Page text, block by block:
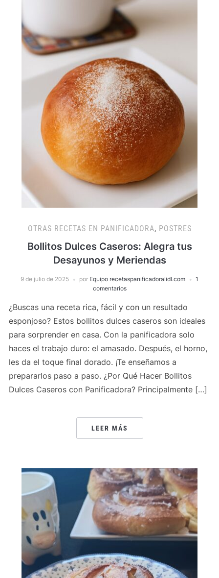
OTRAS RECETAS EN PANIFICADORA, POSTRES
Bollitos Dulces Caseros: Alegra tus
Desayunos y Meriendas
9 de julio de 2025 por Equipo recetaspanificadoralidl.com
1
comentarios
¿Buscas una receta rica, fácil y con un resultado
esponjoso? Estos bollitos dulces caseros son ideales
para sorprender en casa. Con la panificadora solo
haces el trabajo duro: el amasado. Después, el horno,
les da el toque final dorado. ¡Te enseñamos a
prepararlos paso a paso. ¿Por Qué Hacer Bollitos
Dulces Caseros con Panificadora? Principalmente […]
LEER MÁS